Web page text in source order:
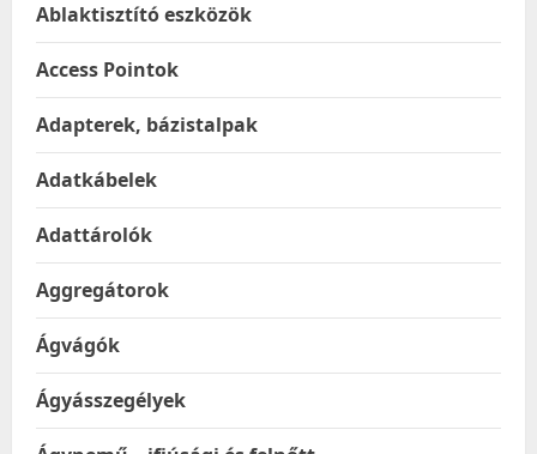
Ablaktisztító eszközök
Access Pointok
Adapterek, bázistalpak
Adatkábelek
Adattárolók
Aggregátorok
Ágvágók
Ágyásszegélyek